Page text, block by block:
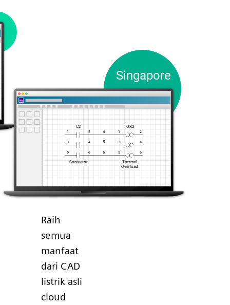
Raih
semua
manfaat
dari CAD
listrik asli
cloud